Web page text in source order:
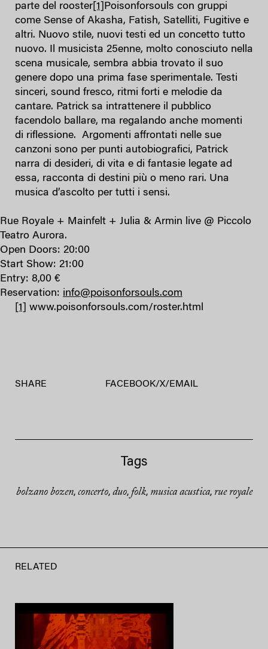
parte del rooster [1] Poisonforsouls con gruppi
come Sense of Akasha, Fatish, Satelliti, Fugitive e
altri. Nuovo stile, nuovi testi ed un concetto tutto
nuovo. Il musicista 25enne, molto conosciuto nella
scena musicale, sembra abbia trovato il suo
genere dopo una prima fase sperimentale. Testi
sinceri, sound fresco, ritmi forti e melodie da
cantare. Patrick sa intrattenere il pubblico
facendolo ballare, ma regalando anche momenti
di riflessione. Argomenti affrontati nelle sue
canzoni sono per punti autobiografici, Patrick
narra di desideri, di vita e di fantasie legate ad
essa, racconta di destini più o meno rari. Una
musica d’ascolto per tutti i sensi.
Rue Royale + Mainfelt + Julia & Armin live @ Piccolo
Teatro Aurora.
Open Doors: 20:00
Start Show: 21:00
Entry: 8,00 €
Reservation: info@poisonforsouls.com
[1]
www.poisonforsouls.com/roster.html
SHARE FACEBOOK/X/ EMAIL
Tags
bolzano bozen, concerto, duo, folk, musica acustica, rue royale
RELATED